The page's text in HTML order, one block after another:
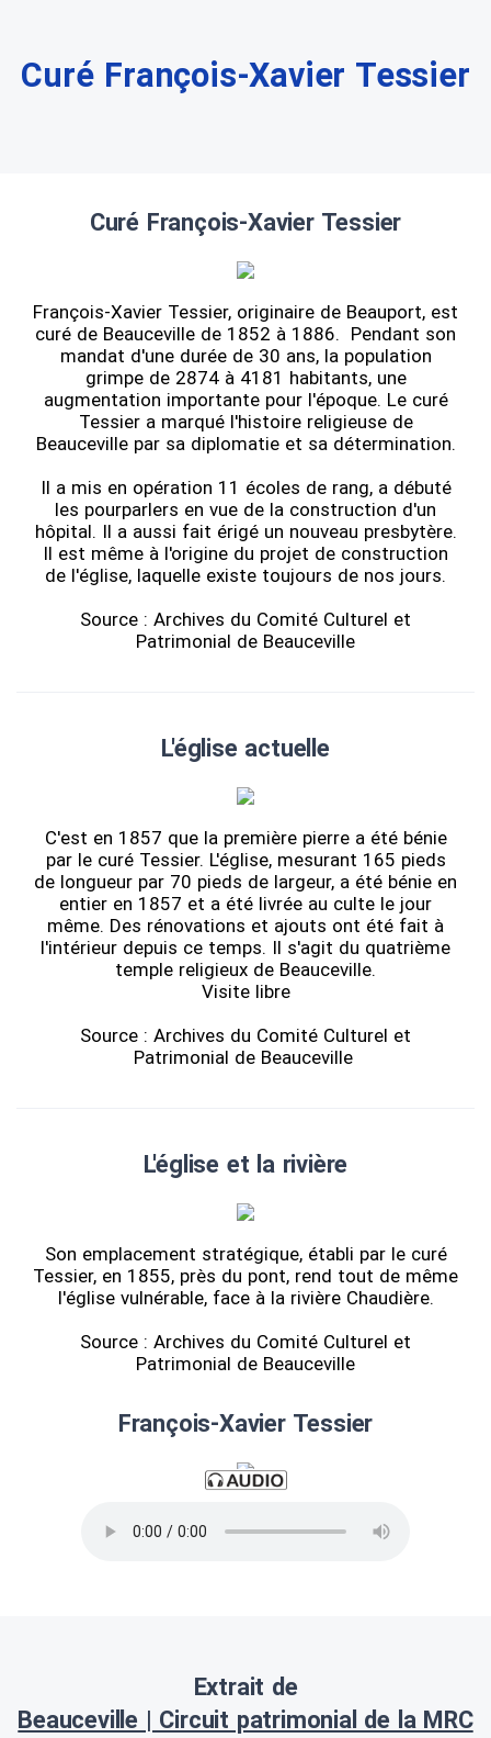
Curé François-Xavier Tessier
Curé François-Xavier Tessier
François-Xavier Tessier, originaire de Beauport, est
curé de Beauceville de 1852 à 1886. Pendant son
mandat d'une durée de 30 ans, la population
grimpe de 2874 à 4181 habitants, une
augmentation importante pour l'époque. Le curé
Tessier a marqué l'histoire religieuse de
Beauceville par sa diplomatie et sa détermination.
Il a mis en opération 11 écoles de rang, a débuté
les pourparlers en vue de la construction d'un
hôpital. Il a aussi fait érigé un nouveau presbytère.
Il est même à l'origine du projet de construction
de l'église, laquelle existe toujours de nos jours.
Source : Archives du Comité Culturel et
Patrimonial de Beauceville
L'église actuelle
C'est en 1857 que la première pierre a été bénie
par le curé Tessier. L'église, mesurant 165 pieds
de longueur par 70 pieds de largeur, a été bénie en
entier en 1857 et a été livrée au culte le jour
même. Des rénovations et ajouts ont été fait à
l'intérieur depuis ce temps. Il s'agit du quatrième
temple religieux de Beauceville.
Visite libre
Source : Archives du Comité Culturel et
Patrimonial de Beauceville
L'église et la rivière
Son emplacement stratégique, établi par le curé
Tessier, en 1855, près du pont, rend tout de même
l'église vulnérable, face à la rivière Chaudière.
Source : Archives du Comité Culturel et
Patrimonial de Beauceville
François-Xavier Tessier
Extrait de
Beauceville | Circuit patrimonial de la MRC